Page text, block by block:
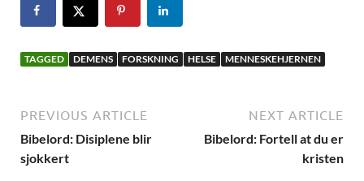
TAGGED DEMENS FORSKNING HELSE MENNESKEHJERNEN
PREVIOUS ARTICLE
Bibelord: Disiplene blir
sjokkert
NEXT ARTICLE
Bibelord: Fortell at du er
kristen